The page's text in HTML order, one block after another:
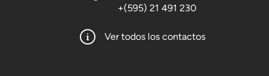
+(595) 21 491 230
Ver todos los contactos